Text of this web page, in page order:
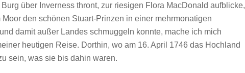
über Inverness thront, zur riesigen Flora MacDonald aufblicke,
den schönen Stuart-Prinzen in einer mehrmonatigen
damit außer Landes schmuggeln konnte, mache ich mich
heutigen Reise. Dorthin, wo am 16. April 1746 das Hochland
sein, was sie bis dahin waren.